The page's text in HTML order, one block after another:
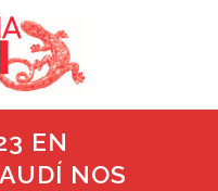
EN
NOS